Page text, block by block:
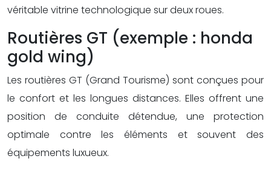
véritable vitrine technologique sur deux roues.
Routières GT (exemple : honda
gold wing)
Les routières GT (Grand Tourisme) sont conçues pour
le confort et les longues distances. Elles offrent une
position de conduite détendue, une protection
optimale contre les éléments et souvent des
équipements luxueux.